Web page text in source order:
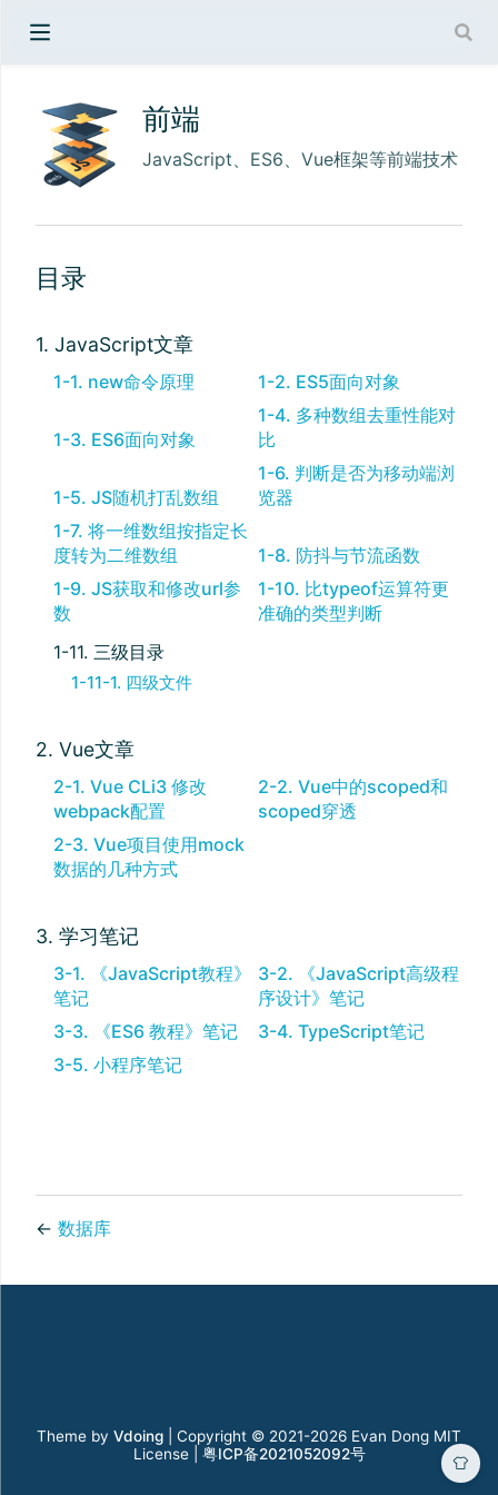
前端
JavaScript、ES6、Vue框架等前端技术
目录
1. JavaScript文章
1-1. new命令原理 1-2. ES5面向对象
1-3. ES6面向对象
1-4. 多种数组去重性能对
比
1-5. JS随机打乱数组
1-6. 判断是否为移动端浏
览器
1-7. 将一维数组按指定长
度转为二维数组
1-8. 防抖与节流函数
1-9. JS获取和修改url参
数
1-10. 比typeof运算符更
准确的类型判断
1-11. 三级目录
1-11-1. 四级文件
2. Vue文章
2-1. Vue CLi3 修改
webpack配置
2-2. Vue中的scoped和
scoped穿透
2-3. Vue项目使用mock
数据的几种方式
3. 学习笔记
3-1. 《JavaScript教程》
笔记
3-2. 《JavaScript高级程
序设计》笔记
3-3. 《ES6 教程》笔记
3-4. TypeScript笔记
3-5. 小程序笔记
← 数据库
Theme by Vdoing | Copyright © 2021-2026 Evan Dong MIT
License | 粤ICP备2021052092号